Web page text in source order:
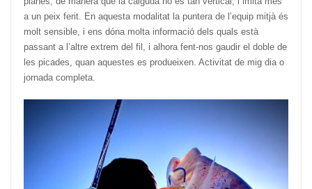
a un peix ferit. En aquesta modalitat la puntera de l’equip mitjà és
molt sensible, i ens dóna molta informació dels quals està
passant a l’altre extrem del fil, i alhora fent-nos gaudir el doble de
les picades, quan aquestes es produeixen. Activitat de mig dia o
jornada completa.